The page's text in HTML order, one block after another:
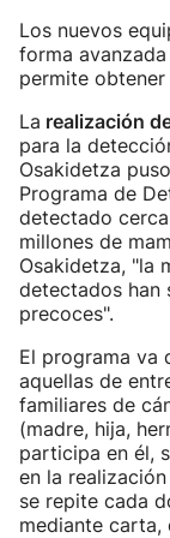
Los nuevos
forma
permite obtener
La realización
para la
Osakidetza
Programa de
detectado
millones de
Osakidetza, "la
detectados han
precoces".
El programa va
aquellas de
familiares de
(madre, hija,
participa en él,
en la
se repite cada
mediante carta,